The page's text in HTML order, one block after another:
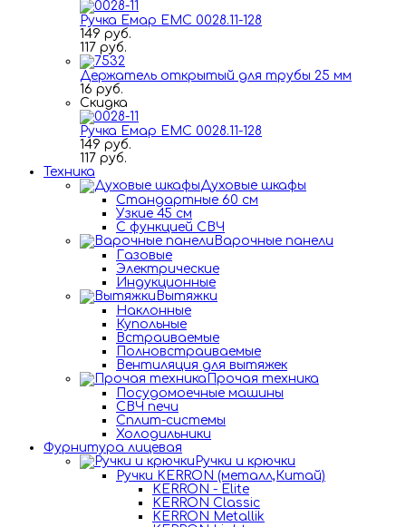
Ручка Емар ЕМС 0028.11-128
149 руб.
117 руб.
Держатель открытый для трубы 25 мм
16 руб.
Скидка
Ручка Емар ЕМС 0028.11-128
149 руб.
117 руб.
Техника
Духовые шкафы
Стандартные 60 см
Узкие 45 см
С функцией СВЧ
Варочные панели
Газовые
Электрические
Индукционные
Вытяжки
Наклонные
Купольные
Встраиваемые
Полновстраиваемые
Вентиляция для вытяжек
Прочая техника
Посудомоечные машины
СВЧ печи
Сплит-системы
Холодильники
Фурнитура лицевая
Ручки и крючки
Ручки KERRON (металл,Китай)
KERRON - Elite
KERRON Classic
KERRON Metallik